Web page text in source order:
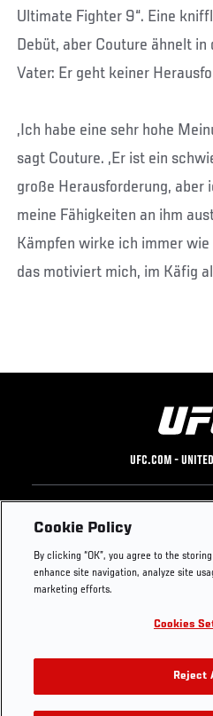
Ultimate Fighter 9“. Eine
Debüt, aber Couture ähnelt
Vater: Er geht keiner
„Ich habe eine sehr hohe
sagt Couture. „Er ist ein
große Herausforderung, aber
meine Fähigkeiten an ihm
Kämpfen wirke ich immer
das motiviert mich, im Käfig
UFC.COM -
Footer
UFC
UFC Foundation
UFC Careers
Store
UFC Video
Instagram
YouTube
TikTok
Twitter
Cookie Policy
By clicking “OK”, you agree to the
enhance site navigation, analyze site
marketing efforts.
Cookies
Reject